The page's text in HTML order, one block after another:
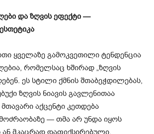
და ზღვის ეფექტი —
ყველაზე გამოკვეთილი ტენდენცია
რომელსაც ხშირად „ზღვის
ეს სტილი ქმნის შთაბეჭდილებას,
ზღვის ნიავის გავლენითაა
აქცენტი კეთდება
— თმა არ უნდა იყოს
მკაცრად დაფიქსირებული.